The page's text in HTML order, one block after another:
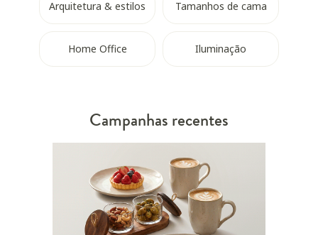
Arquitetura & estilos Tamanhos de cama
Home Office Iluminação
Campanhas recentes